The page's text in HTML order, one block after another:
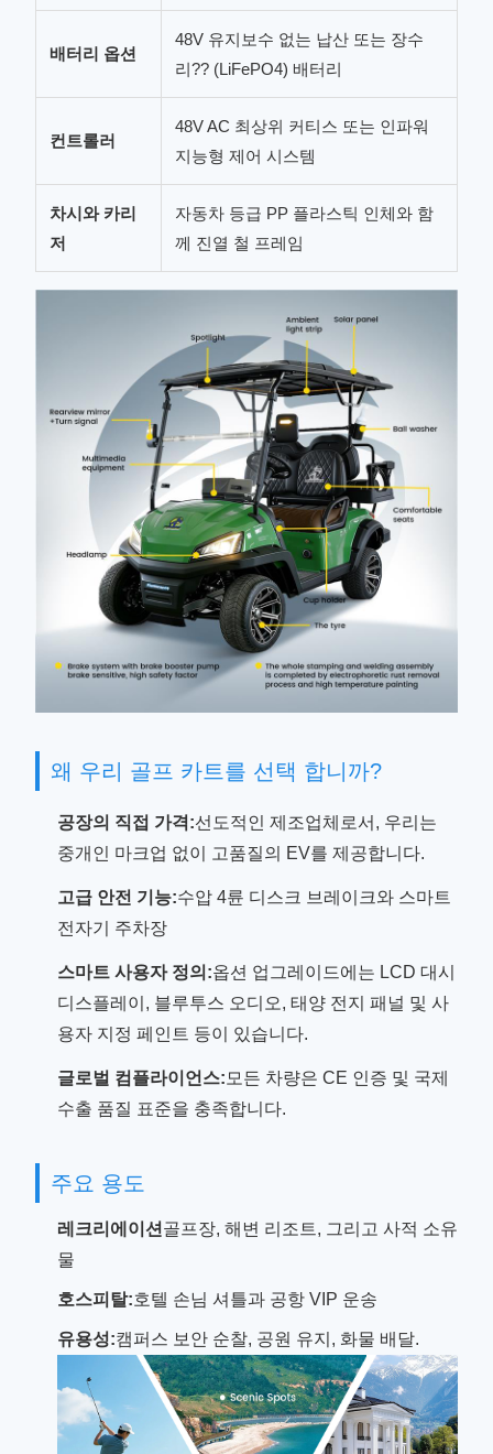
배터리 옵션
48V 유지보수 없는 납산 또는 장수
리?? (LiFePO4) 배터리
컨트롤러
48V AC 최상위 커티스 또는 인파워
지능형 제어 시스템
차시와 카리
저
자동차 등급 PP 플라스틱 인체와 함
께 진열 철 프레임
왜 우리 골프 카트를 선택 합니까?
공장의 직접 가격:선도적인 제조업체로서, 우리는
중개인 마크업 없이 고품질의 EV를 제공합니다.
고급 안전 기능:수압 4륜 디스크 브레이크와 스마트
전자기 주차장
스마트 사용자 정의:옵션 업그레이드에는 LCD 대시
디스플레이, 블루투스 오디오, 태양 전지 패널 및 사
용자 지정 페인트 등이 있습니다.
글로벌 컴플라이언스: 모든 차량은 CE 인증 및 국제
수출 품질 표준을 충족합니다.
주요 용도
레크리에이션 골프장, 해변 리조트, 그리고 사적 소유
물
호스피탈:호텔 손님 셔틀과 공항 VIP 운송
유용성:캠퍼스 보안 순찰, 공원 유지, 화물 배달.